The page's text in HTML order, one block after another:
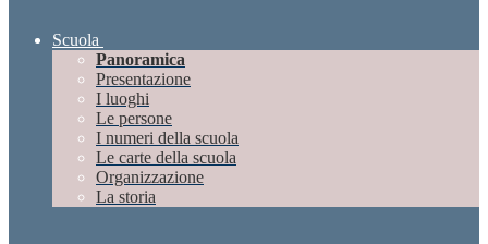
Scuola
Panoramica
Presentazione
I luoghi
Le persone
I numeri della scuola
Le carte della scuola
Organizzazione
La storia